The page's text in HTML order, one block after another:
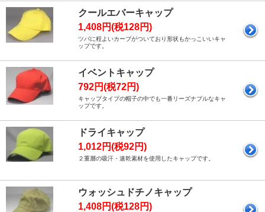
クールエバーキャップ
1,408円(税128円)
ツバに程よいカーブがついており形状もかっこいいキャ
ップです。
イベントキャップ
792円(税72円)
キャップタイプの帽子の中でも一番リーズナブルなキャ
ップです。
ドライキャップ
1,012円(税92円)
２重層の吸汗・速乾素材を使用したキャップです。
ウォッシュドチノキャップ
1,408円(税128円)